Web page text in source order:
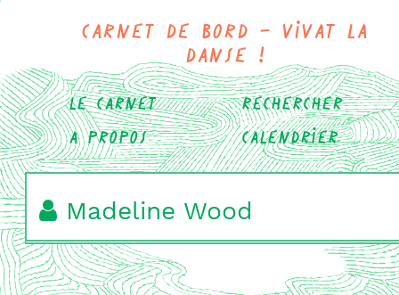
Carnet de bord - Vivat la
danse !
Le carnet
Rechercher
Calendrier
A propos
Madeline Wood